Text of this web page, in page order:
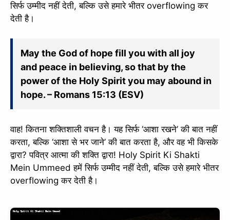
सिर्फ उम्मीद नहीं देती, बल्कि उसे हमारे भीतर overflowing कर
देती है।
May the God of hope fill you with all joy
and peace in believing, so that by the
power of the Holy Spirit you may abound in
hope. – Romans 15:13 (ESV)
वाह! कितना शक्तिशाली वचन है। यह सिर्फ ‘आशा रखने’ की बात नहीं
करता, बल्कि ‘आशा से भर जाने’ की बात करता है, और वह भी किसके
द्वारा? पवित्र आत्मा की शक्ति द्वारा! Holy Spirit Ki Shakti
Mein Ummeed हमें सिर्फ उम्मीद नहीं देती, बल्कि उसे हमारे भीतर
overflowing कर देती है।